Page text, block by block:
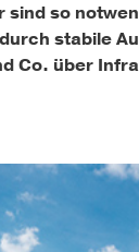
so
stabile
Co. über